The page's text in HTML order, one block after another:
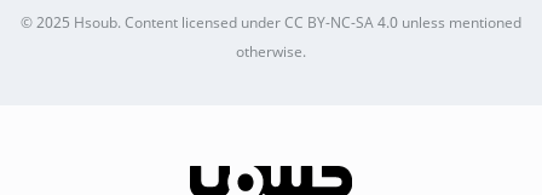
© 2025Hsoub.Content licensed underCC BY-NC-SA 4.0unless mentioned
otherwise.